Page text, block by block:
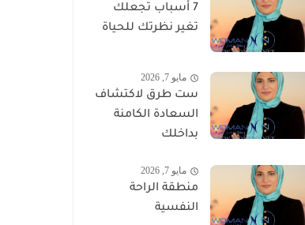
7 أسباب تجعلك
تغير نظرتك للحياة
مايو 7, 2026
ست طرق لاكتشاف
السعادة الكامنة
بداخلك
مايو 7, 2026
منطقة الراحة
النفسية